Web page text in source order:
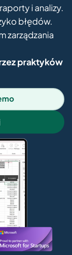
i analizy.
błędów.
zarządzania
praktyków